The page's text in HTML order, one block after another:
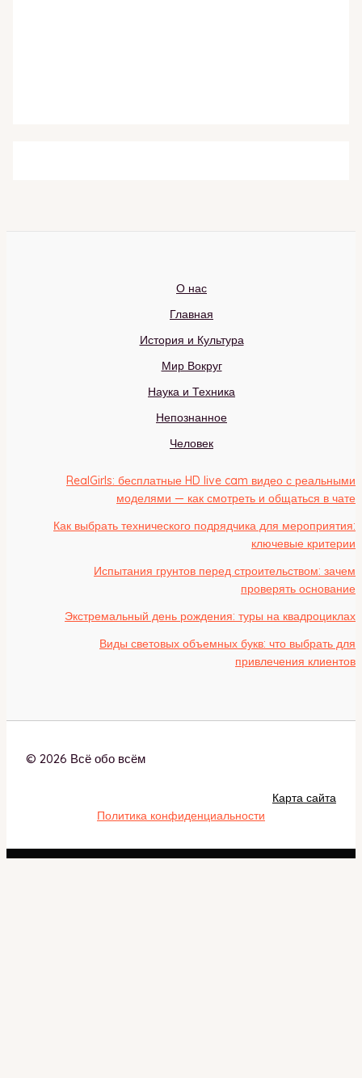
О нас
Главная
История и Культура
Мир Вокруг
Наука и Техника
Непознанное
Человек
RealGirls: бесплатные HD live cam видео с реальными
моделями — как смотреть и общаться в чате
Как выбрать технического подрядчика для мероприятия:
ключевые критерии
Испытания грунтов перед строительством: зачем
проверять основание
Экстремальный день рождения: туры на квадроциклах
Виды световых объемных букв: что выбрать для
привлечения клиентов
© 2026 Всё обо всём
Карта сайта
Политика конфиденциальности